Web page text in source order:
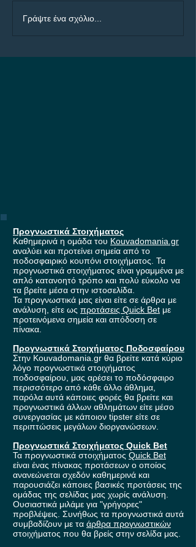
ΠΑΟΚ - Άντερλεχτ Bet
Γράψτε ένα σχόλιο...
Προγνωστικά Στοιχήματος
Καθημερινά η ομάδα του Kouvadomania.gr
αναλύει και προτείνει σημεία από το
ποδοσφαιρικό κουπόνι στοιχήματος. Τα
προγνωστικά στοιχήματος είναι γραμμένα με
απλό κατανοητό τρόπο και πολύ εύκολο να
τα βρείτε μέσα στην ιστοσελίδα.
Τα προγνωστικά μας είναι είτε σε άρθρα με
ανάλυση, είτε ως προτάσεις Quick Bet με
προτεινόμενα σημεία και απόδοση σε
πίνακα.
Προγνωστικά Στοιχήματος Ποδοσφαίρου
Στην Kouvadomania.gr θα βρείτε κατά κύριο
λόγο προγνωστικά στοιχήματος
ποδοσφαίρου, μας αρέσει το ποδόσφαιρο
περισσότερο από κάθε άλλο άθλημα,
παρόλα αυτά κάποιες φορές θα βρείτε και
προγνωστικά άλλων αθλημάτων είτε μέσο
συνεργασίας με κάποιον tipster είτε σε
περιπτώσεις μεγάλων διοργανώσεων.
Προγνωστικά Στοιχήματος Quick Bet
Τα προγνωστικά στοιχήματος Quick Bet
είναι ένας πίνακας προτάσεων ο οποίος
ανανεώνεται σχεδόν καθημερινά και
παρουσιάζει κάποιες βασικές προτάσεις της
ομάδας της σελίδας μας χωρίς ανάλυση.
Ουσιαστικά μιλάμε για "γρήγορες"
προβλέψεις. Συνήθως τα προγνωστικά αυτά
συμβαδίζουν με τα άρθρα προγνωστικών
στοιχήματος που θα βρείς στην σελίδα μας.